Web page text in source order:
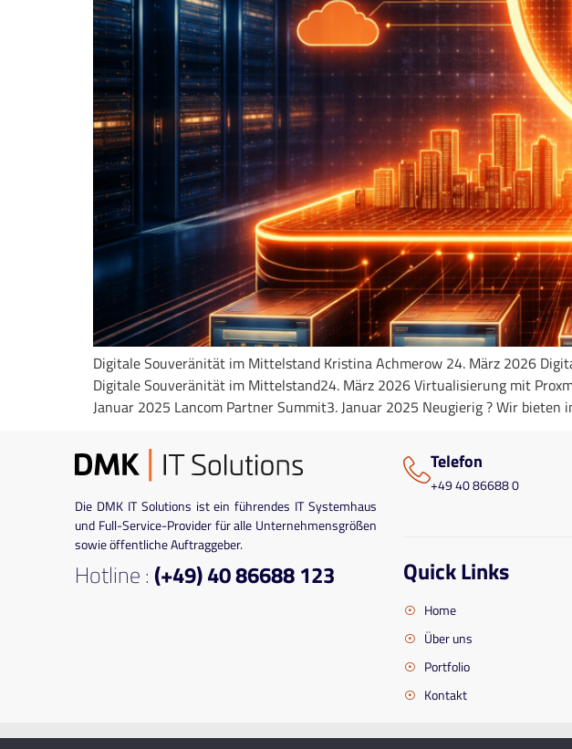
Digitale Souveränität im Mittelstand Kristina Achmerow 24. März 2026
Digitale Souveränität im Mittelstand24. März 2026 Virtualisierung mit
Januar 2025 Lancom Partner Summit3. Januar 2025 Neugierig ? Wir
Die DMK IT Solutions ist ein führendes IT Systemhaus
und Full-Service-Provider für alle Unternehmensgrößen
sowie öffentliche Auftraggeber.
Hotline : (+49) 40 86688 123
Telefon
+49 40 86688 0
Quick Links
Home
Über uns
Portfolio
Kontakt